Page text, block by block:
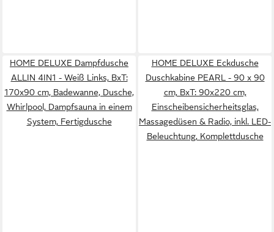
HOME DELUXE Dampfdusche
ALLIN 4IN1 - Weiß Links, BxT:
170x90 cm, Badewanne, Dusche,
Whirlpool, Dampfsauna in einem
System, Fertigdusche
HOME DELUXE Eckdusche
Duschkabine PEARL - 90 x 90
cm, BxT: 90x220 cm,
Einscheibensicherheitsglas,
Massagedüsen & Radio, inkl. LED-
Beleuchtung, Komplettdusche